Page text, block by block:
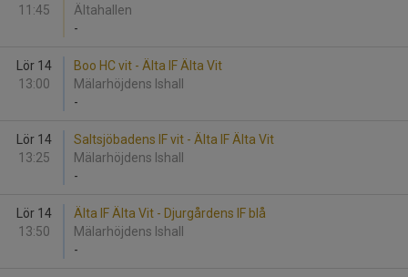
11:45
Ältahallen
-
Lör 14
13:00
Boo HC vit - Älta IF Älta Vit
Mälarhöjdens Ishall
-
Lör 14
13:25
Saltsjöbadens IF vit - Älta IF Älta Vit
Mälarhöjdens Ishall
-
Lör 14
13:50
Älta IF Älta Vit - Djurgårdens IF blå
Mälarhöjdens Ishall
-